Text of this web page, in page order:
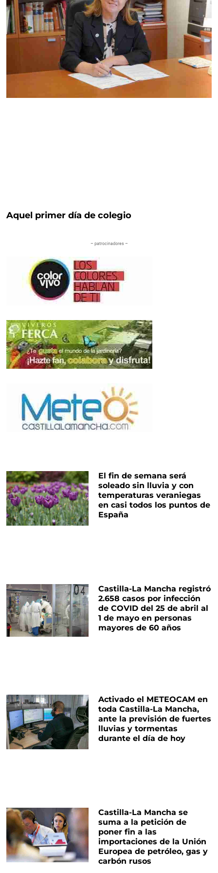
Aquel primer día de colegio
– patrocinadores –
El fin de semana será
soleado sin lluvia y con
temperaturas veraniegas
en casi todos los puntos de
España
Castilla-La Mancha registró
2.658 casos por infección
de COVID del 25 de abril al
1 de mayo en personas
mayores de 60 años
Activado el METEOCAM en
toda Castilla-La Mancha,
ante la previsión de fuertes
lluvias y tormentas
durante el día de hoy
Castilla-La Mancha se
suma a la petición de
poner fin a las
importaciones de la Unión
Europea de petróleo, gas y
carbón rusos